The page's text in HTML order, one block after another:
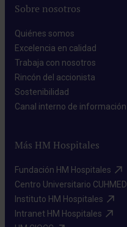
Sobre nosotros
Quiénes somos​
Excelencia en calidad​
Trabaja con nosotros​
Rincón del accionista​
Sostenibilidad​
Canal interno de información​
Más HM Hospitales
Fundación HM Hospitales​
Centro Universitario CUHMED​
Instituto HM Hospitales​
Intranet HM Hospitales​